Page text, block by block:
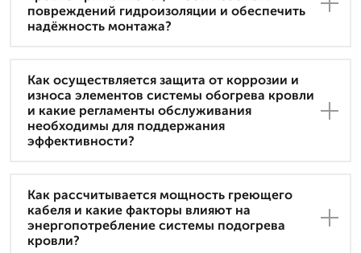
повреждений гидроизоляции и обеспечить
надёжность монтажа?
Как осуществляется защита от коррозии и
износа элементов системы обогрева кровли
и какие регламенты обслуживания
необходимы для поддержания
эффективности?
Как рассчитывается мощность греющего
кабеля и какие факторы влияют на
энергопотребление системы подогрева
кровли?